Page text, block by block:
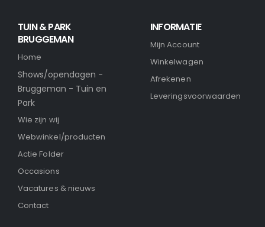
TUIN & PARK
BRUGGEMAN
Home
Shows/opendagen -
Bruggeman - Tuin en
Park
Wie zijn wij
Webwinkel/producten
Actie Folder
Occasions
Vacatures & nieuws
Contact
INFORMATIE
Mijn Account
Winkelwagen
Afrekenen
Leveringsvoorwaarden